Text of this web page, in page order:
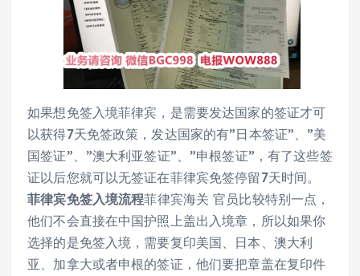
如果想免签入境菲律宾，是需要发达国家的签证才可
以获得7天免签政策，发达国家的有”日本签证”、”美
国签证”、”澳大利亚签证”、”申根签证”，有了这些签
证以后您就可以无签证在菲律宾免签停留7天时间。
菲律宾免签入境流程菲律宾海关 官员比较特别一点，
他们不会直接在中国护照上盖出入境章，所以如果你
选择的是免签入境，需要复印美国、日本、澳大利
亚、加拿大或者申根的签证，他们要把章盖在复印件